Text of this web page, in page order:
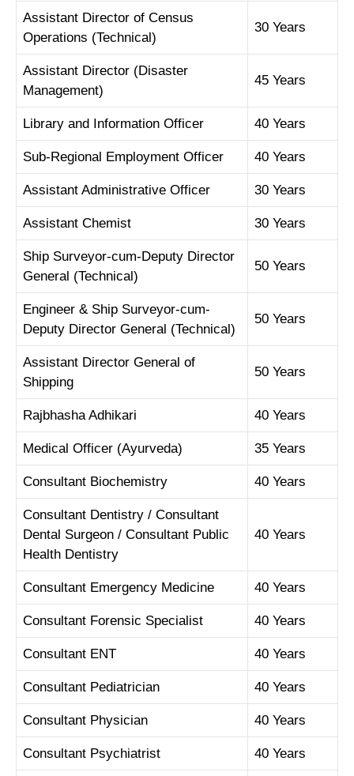
Assistant Director of Census
Operations (Technical)
30 Years
Assistant Director (Disaster
Management)
45 Years
Library and Information Officer 40 Years
Sub-Regional Employment Officer 40 Years
Assistant Administrative Officer 30 Years
Assistant Chemist 30 Years
Ship Surveyor-cum-Deputy Director
General (Technical)
50 Years
Engineer & Ship Surveyor-cum-
Deputy Director General (Technical)
50 Years
Assistant Director General of
Shipping
50 Years
Rajbhasha Adhikari 40 Years
Medical Officer (Ayurveda) 35 Years
Consultant Biochemistry 40 Years
Consultant Dentistry / Consultant
Dental Surgeon / Consultant Public
Health Dentistry
40 Years
Consultant Emergency Medicine 40 Years
Consultant Forensic Specialist 40 Years
Consultant ENT 40 Years
Consultant Pediatrician 40 Years
Consultant Physician 40 Years
Consultant Psychiatrist 40 Years